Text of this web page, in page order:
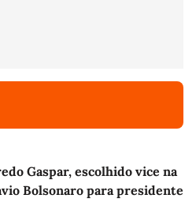
Gaspar, escolhido vice na
Bolsonaro para presidente